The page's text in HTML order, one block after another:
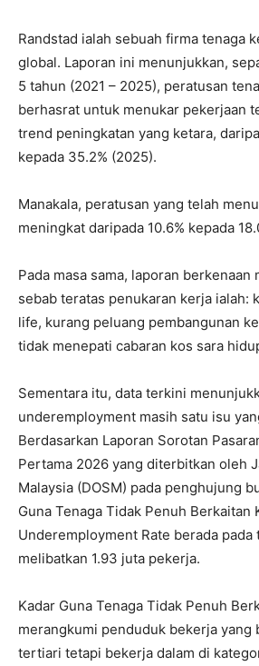
Randstad ialah sebuah firma tenaga
global. Laporan ini menunjukkan,
5 tahun (2021 – 2025), peratusan
berhasrat untuk menukar pekerjaan
trend peningkatan yang ketara,
kepada 35.2% (2025).
Manakala, peratusan yang telah
meningkat daripada 10.6% kepada
Pada masa sama, laporan berkenaan
sebab teratas penukaran kerja ialah:
life, kurang peluang pembangunan
tidak menepati cabaran kos sara
Sementara itu, data terkini
underemployment masih satu isu
Berdasarkan Laporan Sorotan
Pertama 2026 yang diterbitkan oleh
Malaysia (DOSM) pada penghujung
Guna Tenaga Tidak Penuh Berkaitan
Underemployment Rate berada pada
melibatkan 1.93 juta pekerja.
Kadar Guna Tenaga Tidak Penuh
merangkumi penduduk bekerja yang
tertiari tetapi bekerja dalam di